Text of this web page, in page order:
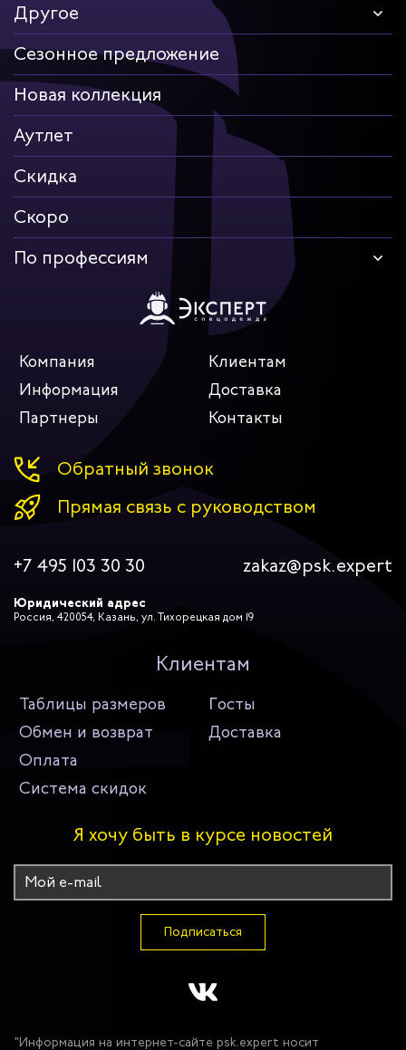
Другое
Сезонное предложение
Новая коллекция
Аутлет
Скидка
Скоро
По профессиям
Компания
Клиентам
Информация
Доставка
Партнеры
Контакты
Обратный звонок
Прямая связь с руководством
+7 495 103 30 30 zakaz@psk.expert
Юридический адрес
Россия, 420054, Казань, ул. Тихорецкая дом 19
Клиентам
Таблицы размеров
Госты
Обмен и возврат
Доставка
Оплата
Система скидок
Я хочу быть в курсе новостей
Подписаться
"Информация на интернет-сайте psk.expert носит